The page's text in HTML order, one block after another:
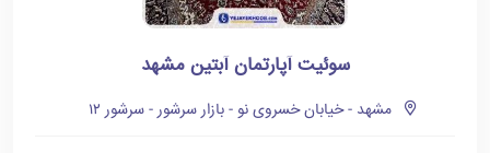
سوئیت آپارتمان آبتین مشهد
مشهد - خیابان خسروی نو - بازار سرشور - سرشور ۱۲